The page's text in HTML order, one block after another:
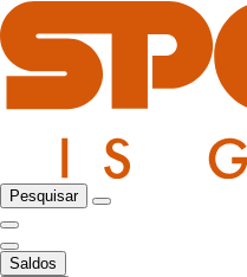
Pesquisar
Saldos